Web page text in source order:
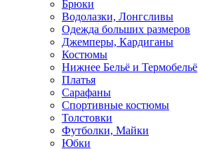
Брюки
Водолазки, Лонгсливы
Одежда больших размеров
Джемперы, Кардиганы
Костюмы
Нижнее Бельё и Термобельё
Платья
Сарафаны
Спортивные костюмы
Толстовки
Футболки, Майки
Юбки